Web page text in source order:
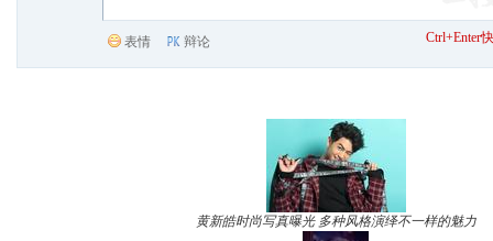
表情 辩论 Ctrl+Enter
黄新皓时尚写真曝光 多种风格演绎不一样的魅力